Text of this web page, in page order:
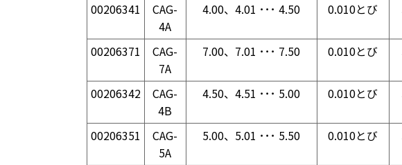
00206341
CAG-
4A
4.00、4.01 ･･･ 4.50 0.010とび
00206371
CAG-
7A
7.00、7.01 ･･･ 7.50 0.010とび
00206342
CAG-
4B
4.50、4.51 ･･･ 5.00 0.010とび
00206351
CAG-
5A
5.00、5.01 ･･･ 5.50 0.010とび